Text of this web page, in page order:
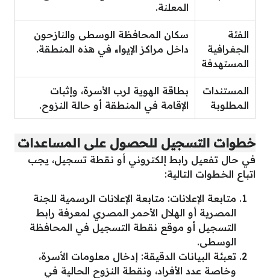
المعلنة.
الفئة
الجغرافية
المستهدفة
سكان المحافظة الوسطى والنازحون
داخل مراكز الإيواء في هذه المنطقة.
المستندات
المطلوبة
بطاقة الهوية لرب الأسرة، وإثبات
الإقامة في المنطقة أو حالة النزوح.
خطوات التسجيل للحصول على المساعدات
في حال تفعيل رابط إلكتروني أو نقطة تسجيل، يجب
اتباع الخطوات التالية:
متابعة الإعلانات: متابعة الإعلانات الرسمية للجنة
المصرية أو الهلال الأحمر المصري لمعرفة رابط
التسجيل أو موقع نقطة التسجيل في المحافظة
الوسطى.
تعبئة البيانات الدقيقة: إدخال معلومات الأسرة،
وخاصة عدد الأفراد، ونقطة النزوح الحالية في